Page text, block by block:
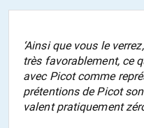
‘Ainsi que vous le
très favorablement, ce
avec Picot comme
prétentions de Picot
valent pratiquement